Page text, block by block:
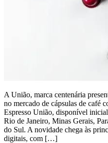
A União, marca centenária
no mercado de cápsulas de café
Espresso União, disponível
Rio de Janeiro, Minas Gerais,
do Sul. A novidade chega às
digitais, com […]